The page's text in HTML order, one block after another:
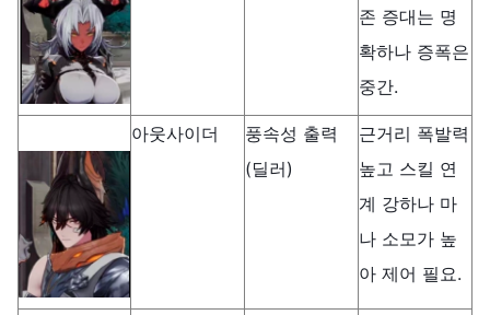
존 증대는 명
확하나 증폭은
중간.
아웃사이더
풍속성 출력
(딜러)
근거리 폭발력
높고 스킬 연
계 강하나 마
나 소모가 높
아 제어 필요.